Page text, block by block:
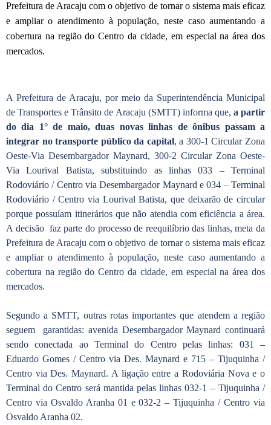
Prefeitura de Aracaju com o objetivo de tornar o sistema mais eficaz
e ampliar o atendimento à população, neste caso aumentando a
cobertura na região do Centro da cidade, em especial na área dos
mercados.
A Prefeitura de Aracaju, por meio da Superintendência Municipal
de Transportes e Trânsito de Aracaju (SMTT) informa que, a partir
do dia 1° de maio, duas novas linhas de ônibus passam a
integrar no transporte público da capital, a 300-1 Circular Zona
Oeste-Via Desembargador Maynard, 300-2 Circular Zona Oeste-
Via Lourival Batista, substituindo as linhas 033 – Terminal
Rodoviário / Centro via Desembargador Maynard e 034 – Terminal
Rodoviário / Centro via Lourival Batista, que deixarão de circular
porque possuíam itinerários que não atendia com eficiência a área.
A decisão faz parte do processo de reequilíbrio das linhas, meta da
Prefeitura de Aracaju com o objetivo de tornar o sistema mais eficaz
e ampliar o atendimento à população, neste caso aumentando a
cobertura na região do Centro da cidade, em especial na área dos
mercados.
Segundo a SMTT, outras rotas importantes que atendem a região
seguem garantidas: avenida Desembargador Maynard continuará
sendo conectada ao Terminal do Centro pelas linhas: 031 –
Eduardo Gomes / Centro via Des. Maynard e 715 – Tijuquinha /
Centro via Des. Maynard. A ligação entre a Rodoviária Nova e o
Terminal do Centro será mantida pelas linhas 032-1 – Tijuquinha /
Centro via Osvaldo Aranha 01 e 032-2 – Tijuquinha / Centro via
Osvaldo Aranha 02.